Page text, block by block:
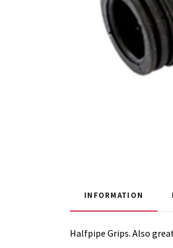
INFORMATION
Halfpipe Grips. Also